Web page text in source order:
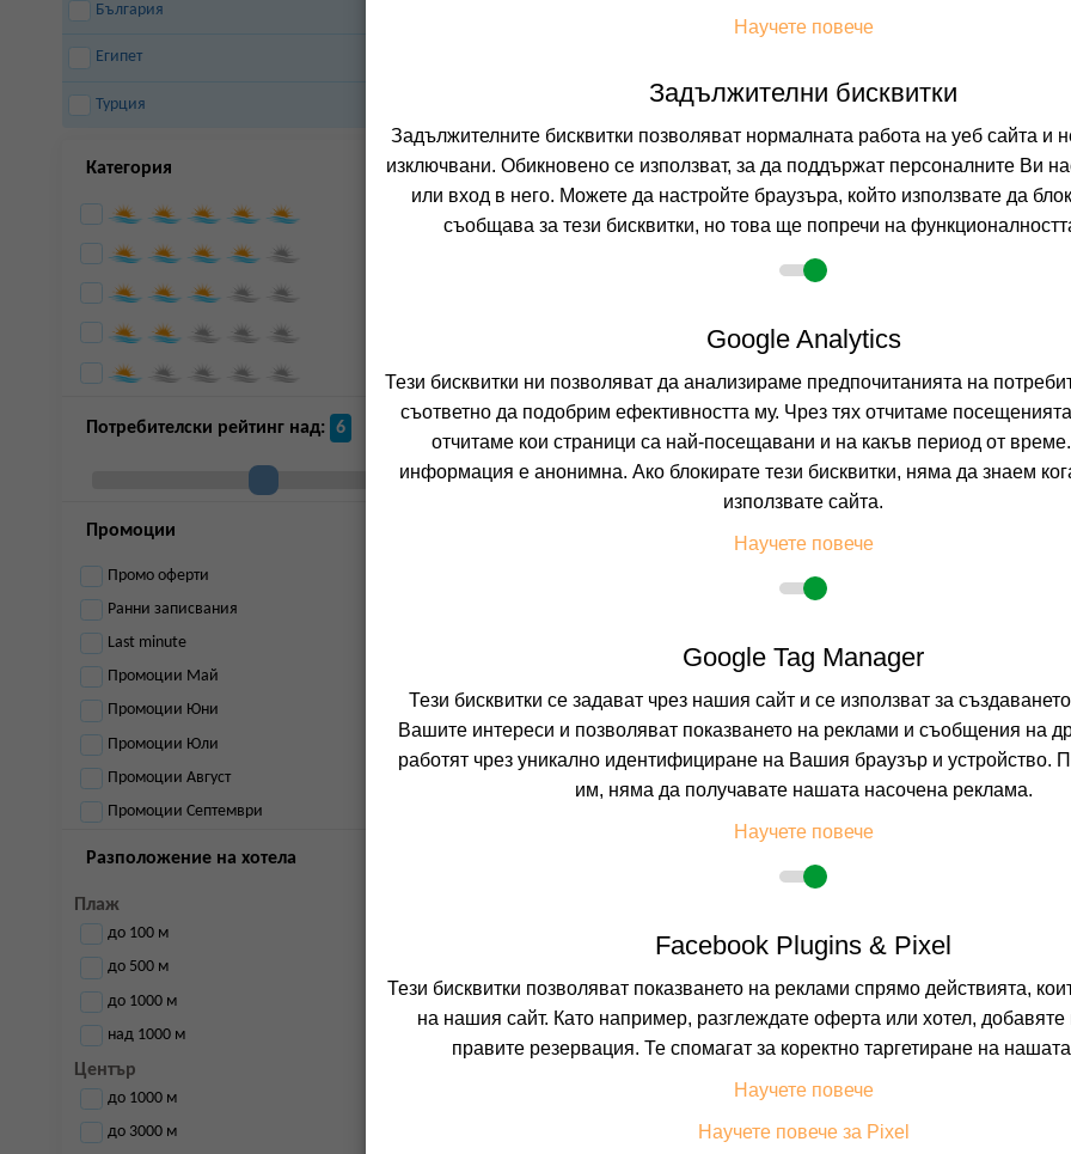
България
Египет
Турция
Категория
Потребителски рейтинг над: 6
Промоции
Промо оферти
Ранни записвания
Last minute
Промоции Май
Промоции Юни
Промоции Юли
Промоции Август
Промоции Септември
Разположение на хотела
Плаж
до 100 м
до 500 м
до 1000 м
над 1000 м
Център
до 1000 м
до 3000 м
ST. GEORGE
ATHENS, ATTIKI,
0.0 (от 0
Пълно описание
Научете повече
Задължителни бисквитки
Задължителните бисквитки позволяват нормалната работа на уеб сайта и
изключвани. Обикновено се използват, за да поддържат персоналните Ви
или вход в него. Можете да настройте браузъра, който използвате да
съобщава за тези бисквитки, но това ще попречи на
Google Analytics
Тези бисквитки ни позволяват да анализираме предпочитанията на
съответно да подобрим ефективността му. Чрез тях отчитаме
отчитаме кои страници са най-посещавани и на какъв период от
информация е анонимна. Ако блокирате тези бисквитки, няма да знаем
използвате сайта.
Научете повече
Google Tag Manager
Тези бисквитки се задават чрез нашия сайт и се използват за
Вашите интереси и позволяват показването на реклами и съобщения на
работят чрез уникално идентифициране на Вашия браузър и устройство.
им, няма да получавате нашата насочена реклама.
Научете повече
Facebook Plugins & Pixel
Тези бисквитки позволяват показването на реклами спрямо действията,
на нашия сайт. Като например, разглеждате оферта или хотел, добавяте
правите резервация. Те спомагат за коректно таргетиране на
Научете повече
Научете повече за Pixel